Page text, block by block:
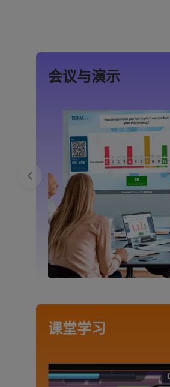
会议与演示
课堂学习
Update
settings.
×
Update
language,
currency.